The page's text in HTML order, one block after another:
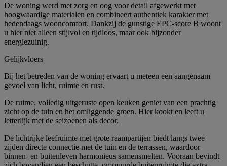
De woning werd met zorg en oog voor detail afgewerkt met
hoogwaardige materialen en combineert authentiek karakter met
hedendaags wooncomfort. Dankzij de gunstige EPC-score B woont
u hier niet alleen stijlvol en tijdloos, maar ook bijzonder
energiezuinig.
Gelijkvloers
Bij het betreden van de woning ervaart u meteen een aangenaam
gevoel van licht, ruimte en rust.
De ruime, volledig uitgeruste open keuken geniet van een prachtig
zicht op de tuin en het omliggende groen. Hier kookt en leeft u
letterlijk met de seizoenen als decor.
De lichtrijke leefruimte met grote raampartijen biedt langs twee
zijden directe connectie met de tuin en de terrassen, waardoor
binnen- en buitenleven harmonieus samensmelten. Vooraan bevindt